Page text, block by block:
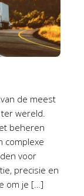
de meest
wereld.
beheren
complexe
voor
precisie en
om je […]